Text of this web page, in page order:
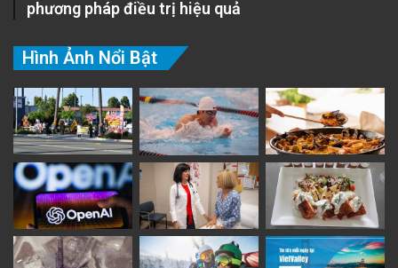
phương pháp điều trị hiệu quả
Hình Ảnh Nổi Bật